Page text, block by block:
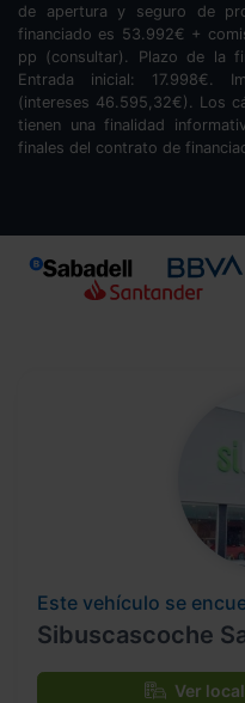
de apertura y seguro de
financiado es 53.992€ +
pp (consultar). Plazo de la
Entrada inicial: 17.998€.
(intereses 46.595,32€). Los
tienen una finalidad
finales del contrato de
Este vehículo se
Sibuscascoche
Ver